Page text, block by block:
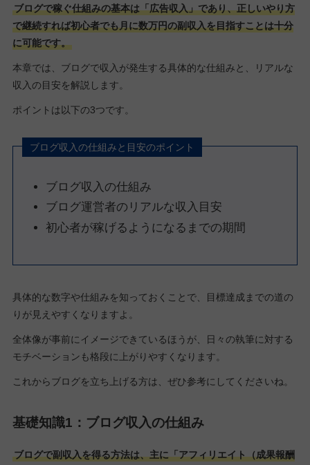
ブログで稼ぐ仕組みの基本は「広告収入」であり、正しいやり方
で継続すれば初心者でも月に数万円の副収入を目指すことは十分
に可能です。
本章では、ブログで収入が発生する具体的な仕組みと、リアルな
収入の目安を解説します。
ポイントは以下の3つです。
ブログ収入の仕組みと目安のポイント
ブログ収入の仕組み
ブログ運営者のリアルな収入目安
初心者が稼げるようになるまでの期間
具体的な数字や仕組みを知っておくことで、目標達成までの道の
りが見えやすくなりますよ。
全体像が事前にイメージできているほうが、日々の執筆に対する
モチベーションも格段に上がりやすくなります。
これからブログを立ち上げる方は、ぜひ参考にしてくださいね。
基礎知識1：ブログ収入の仕組み
ブログで副収入を得る方法は、主に「アフィリエイト（成果報酬